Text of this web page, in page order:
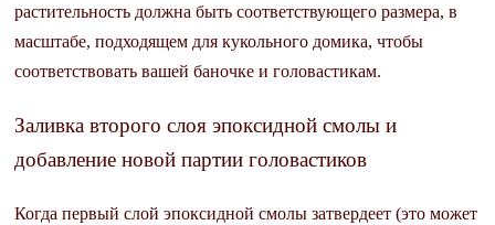
растительность должна быть соответствующего размера, в
масштабе, подходящем для кукольного домика, чтобы
соответствовать вашей баночке и головастикам.
Заливка второго слоя эпоксидной смолы и
добавление новой партии головастиков
Когда первый слой эпоксидной смолы затвердеет (это может